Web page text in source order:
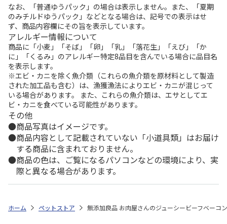
なお、「普通ゆうパック」の場合は表示しません。また、「夏期
のみチルドゆうパック」などとなる場合は、記号での表示はせ
ず、商品内容欄にその旨を表示しています。
アレルギー情報について
商品に「小麦」「そば」「卵」「乳」「落花生」「えび」「か
に」「くるみ」のアレルギー特定8品目を含んでいる場合に品目名
を表示します。
※エビ・カニを除く魚介類（これらの魚介類を原材料として製造
された加工品も含む）は、漁獲漁法によりエビ・カニが混じって
いる場合があります。 また、これらの魚介類は、エサとしてエ
ビ・カニを食べている可能性があります。
その他
商品写真はイメージです。
商品内容として記載されていない「小道具類」はお届け
する商品に含まれておりません。
商品の色は、ご覧になるパソコンなどの環境により、実
際と異なる場合があります。
ホーム ペットストア 無添加良品 お肉屋さんのジューシービーフベーコ